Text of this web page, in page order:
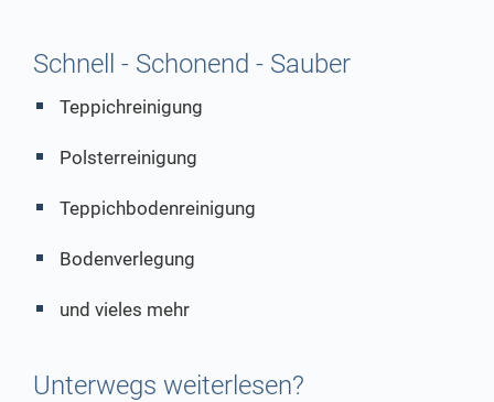
Schnell - Schonend - Sauber
Teppichreinigung
Polsterreinigung
Teppichbodenreinigung
Bodenverlegung
und vieles mehr
Unterwegs weiterlesen?